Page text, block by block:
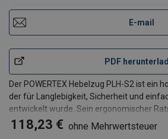
E-mail
PDF
Der POWERTEX Hebelzug PLH-S2 ist ein
der für Langlebigkeit, Sicherheit und
entwickelt wurde. Sein ergonomischer
sicherheitsrelevante Funktionen sorgen
effizientes Heben in verschiedenen
118,23 € ohne Mehrwertsteuer